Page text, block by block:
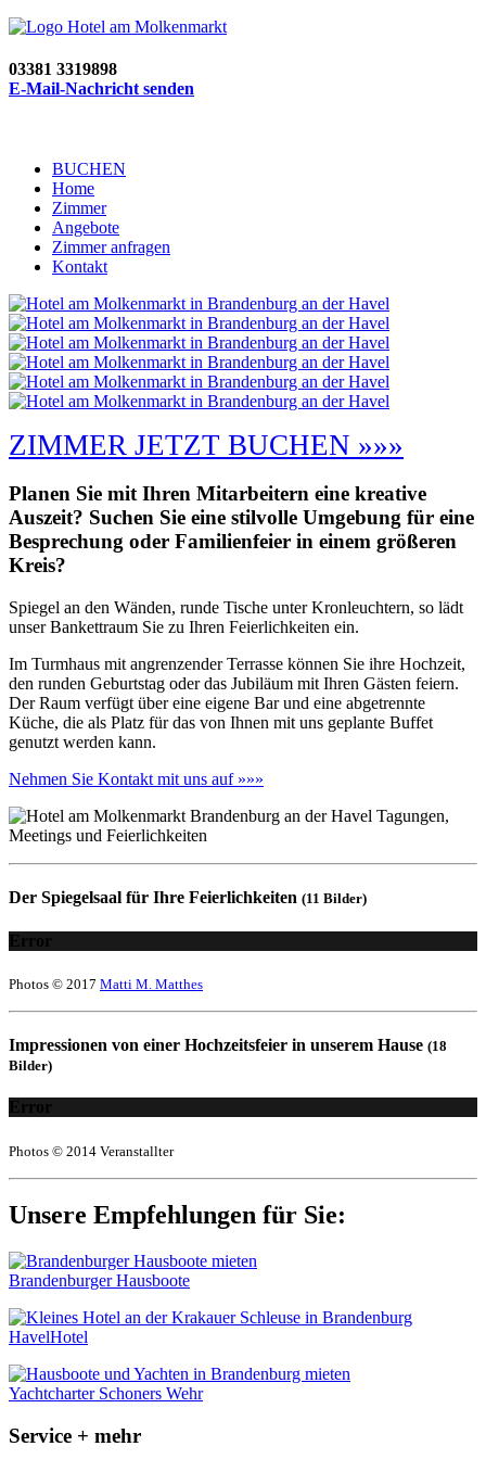
03381 3319898
E-Mail-Nachricht senden
BUCHEN
Home
Zimmer
Angebote
Zimmer anfragen
Kontakt
ZIMMER JETZT BUCHEN »»»
Planen Sie mit Ihren Mitarbeitern eine kreative
Auszeit? Suchen Sie eine stilvolle Umgebung für eine
Besprechung oder Familienfeier in einem größeren
Kreis?
Spiegel an den Wänden, runde Tische unter Kronleuchtern, so lädt
unser Bankettraum Sie zu Ihren Feierlichkeiten ein.
Im Turmhaus mit angrenzender Terrasse können Sie ihre Hochzeit,
den runden Geburtstag oder das Jubiläum mit Ihren Gästen feiern.
Der Raum verfügt über eine eigene Bar und eine abgetrennte
Küche, die als Platz für das von Ihnen mit uns geplante Buffet
genutzt werden kann.
Nehmen Sie Kontakt mit uns auf »»»
Der Spiegelsaal für Ihre Feierlichkeiten (11 Bilder)
Error
Photos © 2017 Matti M. Matthes
Impressionen von einer Hochzeitsfeier in unserem Hause (18
Bilder)
Error
Photos © 2014 Veranstallter
Unsere Empfehlungen für Sie:
Brandenburger Hausboote
HavelHotel
Yachtcharter Schoners Wehr
Service + mehr